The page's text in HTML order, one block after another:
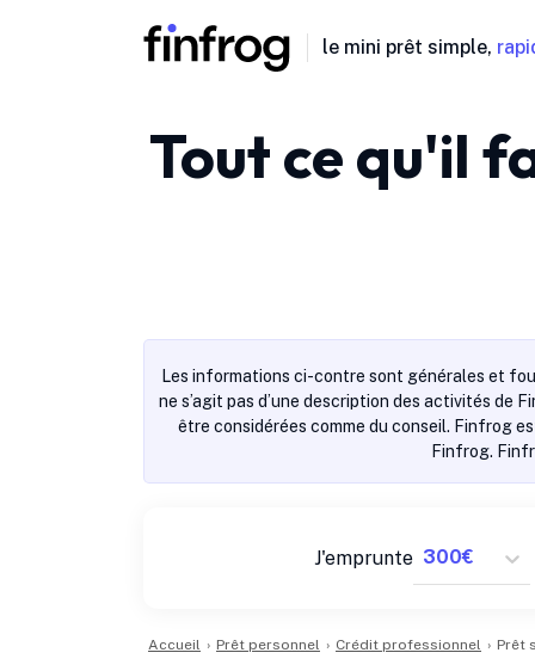
le mini prêt simple,
Tout ce qu'il
Les informations ci-contre sont générales et
ne s’agit pas d’une description des activités de
être considérées comme du conseil. Finfrog
Finfrog.
J'emprunte
Accueil › Prêt personnel › Crédit professionnel › Prêt